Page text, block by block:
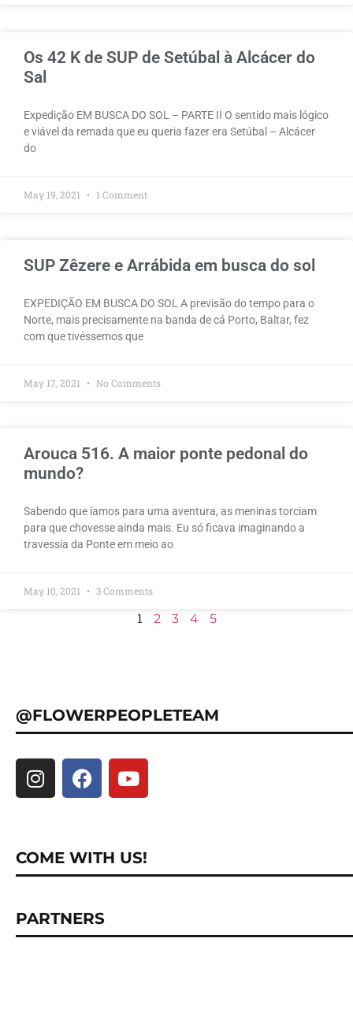
Os 42 K de SUP de Setúbal à Alcácer do
Sal
Expedição EM BUSCA DO SOL – PARTE II O sentido mais lógico
e viável da remada que eu queria fazer era Setúbal – Alcácer
do
May 19, 2021 1 Comment
SUP Zêzere e Arrábida em busca do sol
EXPEDIÇÃO EM BUSCA DO SOL A previsão do tempo para o
Norte, mais precisamente na banda de cá Porto, Baltar, fez
com que tivéssemos que
May 17, 2021 No Comments
Arouca 516. A maior ponte pedonal do
mundo?
Sabendo que íamos para uma aventura, as meninas torciam
para que chovesse ainda mais. Eu só ficava imaginando a
travessia da Ponte em meio ao
May 10, 2021 3 Comments
1 2 3 4 5
@FLOWERPEOPLETEAM
COME WITH US!
PARTNERS